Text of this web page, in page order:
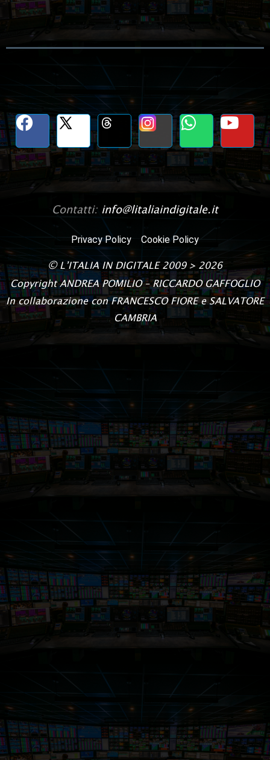
Contatti: info@litaliaindigitale.it
Privacy Policy Cookie Policy
© L’ITALIA IN DIGITALE2009 > 2026
CopyrightANDREA POMILIO – RICCARDO GAFFOGLIO
In collaborazione con FRANCESCO FIORE e SALVATORE
CAMBRIA